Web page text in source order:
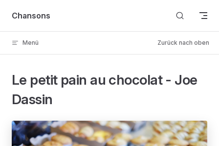
Skip to content
Chansons
Menü Zurück nach oben
Le petit pain au chocolat - Joe
Dassin